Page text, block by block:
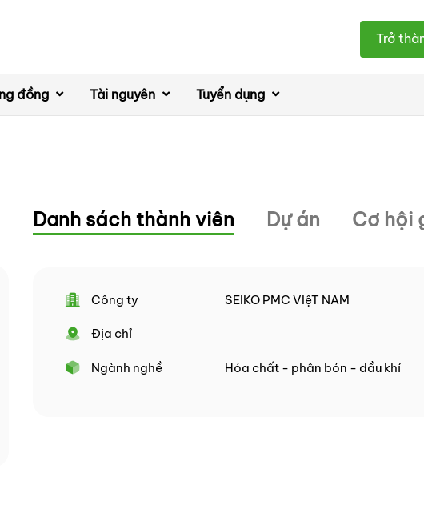
Trở
đồng Tài nguyên Tuyển dụng
Danh sách thành viên Dự án Cơ hội
Công ty SEIKO PMC VIệT NAM
Địa chỉ
Ngành nghề Hóa chất - phân bón - dầu khí